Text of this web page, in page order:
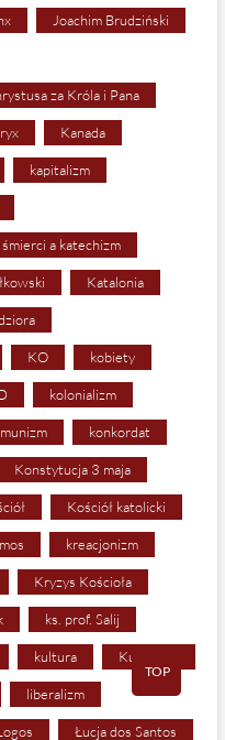
Joachim Brudziński
za Króla i Pana
Kanada
kapitalizm
śmierci a katechizm
Katalonia
KO kobiety
kolonializm
konkordat
Konstytucja 3 maja
Kościół katolicki
kreacjonizm
Kryzys Kościoła
ks. prof. Salij
kultura Kurdowie
liberalizm
Łucja dos Santos
TOP